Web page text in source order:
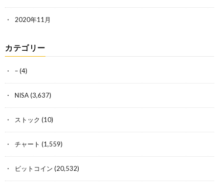
2020年11月
カテゴリー
–(4)
NISA(3,637)
ストック (10)
チャート (1,559)
ビットコイン (20,532)